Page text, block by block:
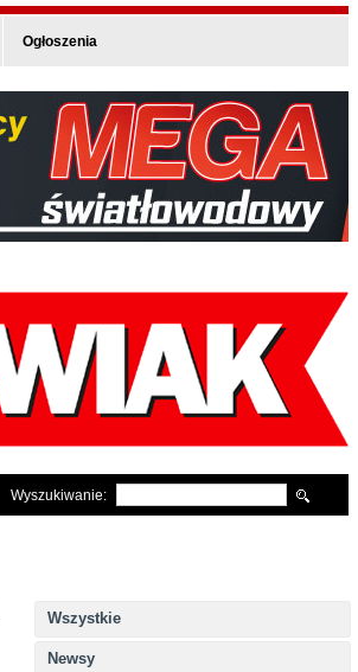
Ogłoszenia
Wyszukiwanie:
Wszystkie
Newsy